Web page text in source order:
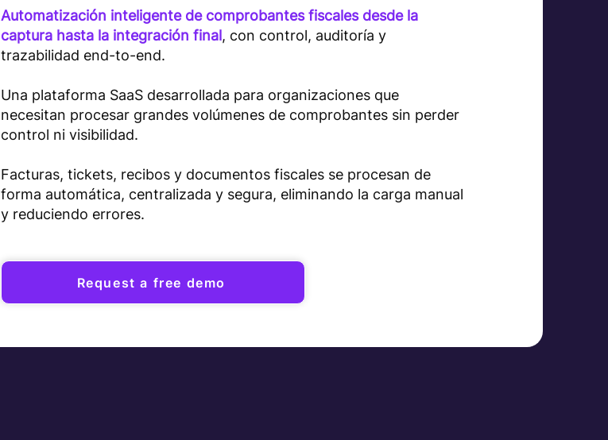
Automatización inteligente de comprobantes fiscales desde la
captura hasta la integración final, con control, auditoría y
trazabilidad end-to-end.
Una plataforma SaaS desarrollada para organizaciones que
necesitan procesar grandes volúmenes de comprobantes sin perder
control ni visibilidad.
Facturas, tickets, recibos y documentos fiscales se procesan de
forma automática, centralizada y segura, eliminando la carga manual
y reduciendo errores.
Request a free demo